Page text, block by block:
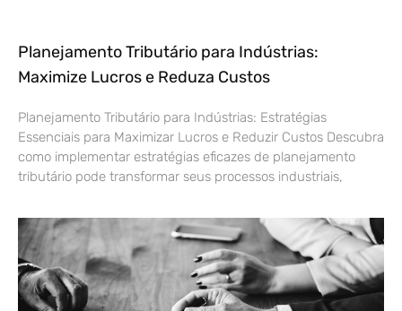
Planejamento Tributário para Indústrias:
Maximize Lucros e Reduza Custos
Planejamento Tributário para Indústrias: Estratégias
Essenciais para Maximizar Lucros e Reduzir Custos Descubra
como implementar estratégias eficazes de planejamento
tributário pode transformar seus processos industriais,